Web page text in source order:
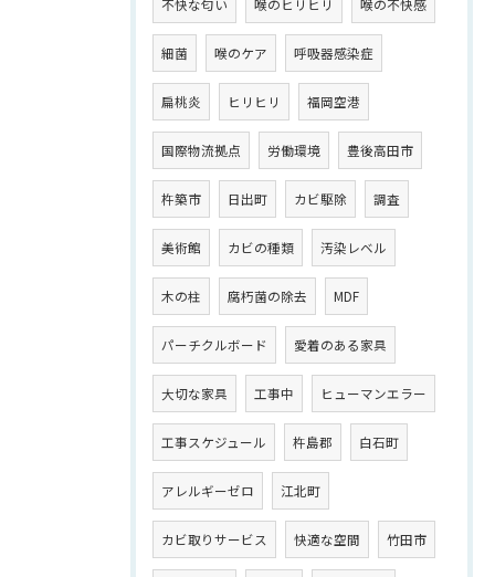
不快な匂い 喉のヒリヒリ 喉の不快感
細菌 喉のケア 呼吸器感染症
扁桃炎 ヒリヒリ 福岡空港
国際物流拠点 労働環境 豊後高田市
杵築市 日出町 カビ駆除 調査
美術館 カビの種類 汚染レベル
木の柱 腐朽菌の除去 MDF
パーチクルボード 愛着のある家具
大切な家具 工事中 ヒューマンエラー
工事スケジュール 杵島郡 白石町
アレルギーゼロ 江北町
カビ取りサービス 快適な空間 竹田市